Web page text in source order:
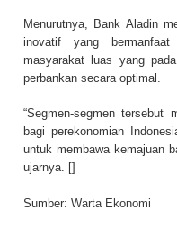
Menurutnya, Bank Aladin
inovatif yang
masyarakat luas yang
perbankan secara optimal.
“Segmen-segmen tersebut
bagi perekonomian
untuk membawa kemajuan
ujarnya. []
Sumber: Warta Ekonomi